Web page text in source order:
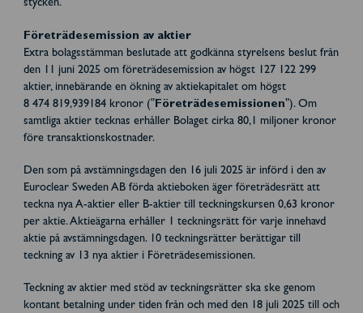
stycken.
Företrädesemission av aktier
Extra bolagsstämman beslutade att godkänna styrelsens beslut från
den 11 juni 2025 om företrädesemission av högst 127 122 299
aktier, innebärande en ökning av aktiekapitalet om högst
8 474 819,939184 kronor ("Företrädesemissionen"). Om
samtliga aktier tecknas erhåller Bolaget cirka 80,1 miljoner kronor
före transaktionskostnader.
Den som på avstämningsdagen den 16 juli 2025 är införd i den av
Euroclear Sweden AB förda aktieboken äger företrädesrätt att
teckna nya A-aktier eller B-aktier till teckningskursen 0,63 kronor
per aktie. Aktieägarna erhåller 1 teckningsrätt för varje innehavd
aktie på avstämningsdagen. 10 teckningsrätter berättigar till
teckning av 13 nya aktier i Företrädesemissionen.
Teckning av aktier med stöd av teckningsrätter ska ske genom
kontant betalning under tiden från och med den 18 juli 2025 till och